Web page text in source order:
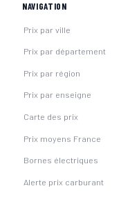
NAVIGATION
Prix par ville
Prix par département
Prix par région
Prix par enseigne
Carte des prix
Prix moyens France
Bornes électriques
Alerte prix carburant